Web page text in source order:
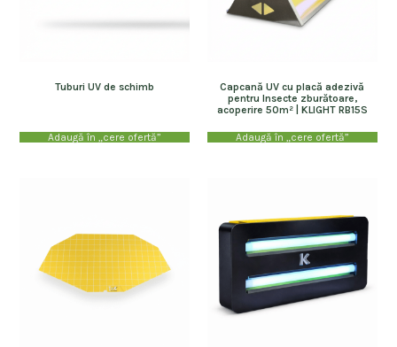
Tuburi UV de schimb
Adaugă în „cere ofertă”
Capcană UV cu placă adezivă
pentru Insecte zburătoare,
acoperire 50m² | KLIGHT RB15S
Adaugă în „cere ofertă”